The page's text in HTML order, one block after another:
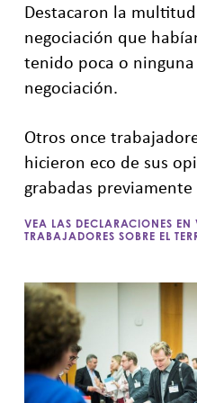
Destacaron la
negociación que
tenido poca o
negociación.
Otros once
hicieron eco de sus
grabadas
VEA LAS DECLARACIONES EN
TRABAJADORES SOBRE EL